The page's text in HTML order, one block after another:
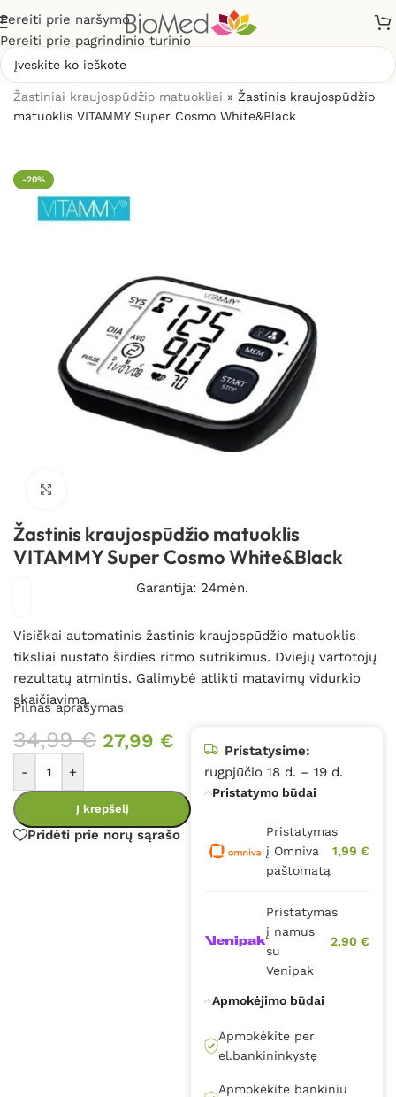
Pereiti prie naršymo
Pereiti prie pagrindinio turinio
Žastiniai kraujospūdžio matuokliai » Žastinis kraujospūdžio
matuoklis VITAMMY Super Cosmo White&Black
-20%
Žastinis kraujospūdžio matuoklis
VITAMMY Super Cosmo White&Black
Garantija: 24mėn.
Visiškai automatinis žastinis kraujospūdžio matuoklis
tiksliai nustato širdies ritmo sutrikimus. Dviejų vartotojų
rezultatų atmintis. Galimybė atlikti matavimų vidurkio
skaičiavimą.
Pilnas aprašymas
34,99€ 27,99 €
- +
Į krepšelį
Pridėti prie norų sąrašo
Pristatysime:
rugpjūčio 18 d. – 19 d.
Pristatymo būdai
Pristatymas
į Omniva
paštomatą
1,99 €
Pristatymas
į namus
su
Venipak
2,90 €
Apmokėjimo būdai
Apmokėkite per
el.bankininkystę
Apmokėkite bankiniu